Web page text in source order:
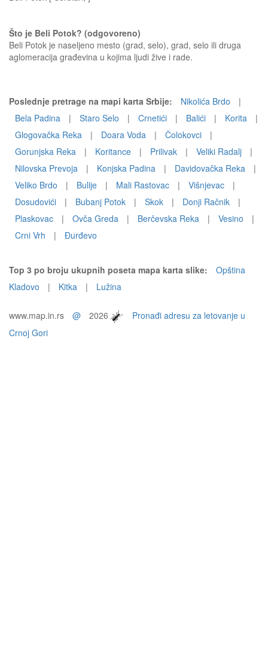
Što je Beli Potok? (odgovoreno)
Beli Potok je naseljeno mesto (grad, selo), grad, selo ili druga
aglomeracija građevina u kojima ljudi žive i rade.
Poslednje pretrage na mapi karta Srbije: Nikolića Brdo
|
Bela Padina
| Staro Selo | Crnetići | Balići | Korita
|
Glogovačka Reka
| Doara Voda | Čolokovci
|
Gorunjska Reka
| Koritance | Prilivak | Veliki Radalj
|
Nilovska Prevoja
| Konjska Padina | Davidovačka Reka
|
Veliko Brdo
| Bulije | Mali Rastovac | Višnjevac
|
Dosudovići
| Bubanj Potok | Skok | Donji Račnik
|
Plaskovac
| Ovča Greda | Berčevska Reka | Vesino
|
Crni Vrh
| Ðurđevo
Top 3 po broju ukupnih poseta mapa karta slike:
Opština
Kladovo
| Kitka | Lužina
www.map.in.rs @ 2026
Pronađi adresu za letovanje u
Crnoj Gori